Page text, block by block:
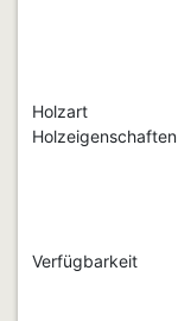
Holzart
Holzeigenschaften
Verfügbarkeit